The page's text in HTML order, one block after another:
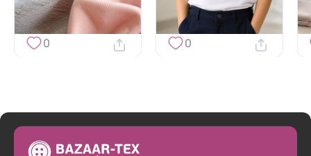
0 0